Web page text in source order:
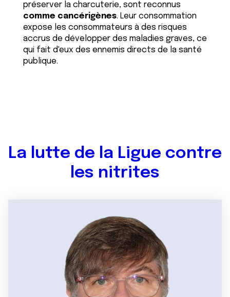
préserver la charcuterie, sont reconnus
comme cancérigènes. Leur consommation
expose les consommateurs à des risques
accrus de développer des maladies graves, ce
qui fait d'eux des ennemis directs de la santé
publique.
La lutte de la Ligue contre
les nitrites